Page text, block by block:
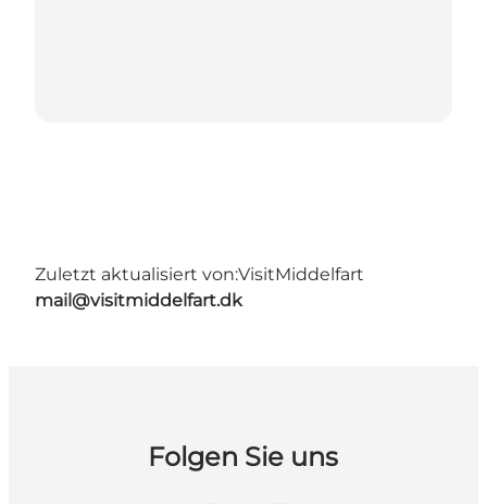
Zuletzt aktualisiert von:VisitMiddelfart
mail@visitmiddelfart.dk
Folgen Sie uns